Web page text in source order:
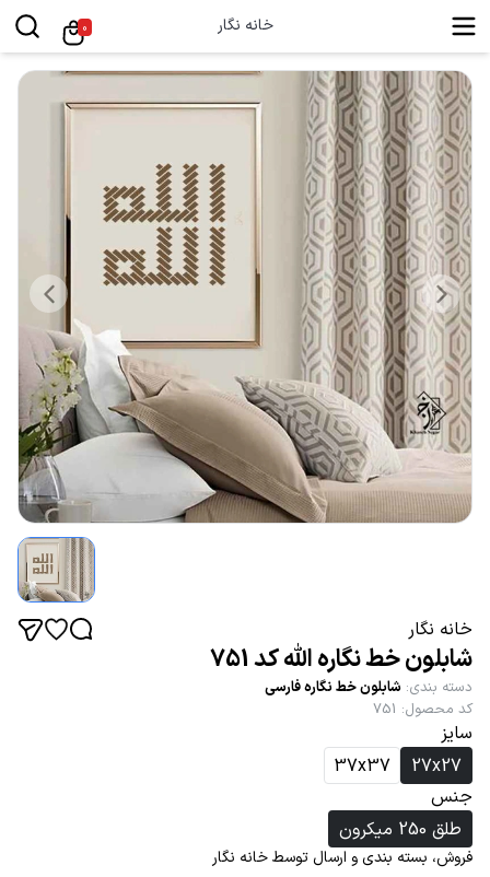
خانه نگار 0
خانه نگار
شابلون خط نگاره الله کد 751
دسته بندی: شابلون خط نگاره فارسی
کد محصول:
751
سایز
27x27
37x37
جنس
طلق 250 میکرون
فروش، بسته بندی و ارسال توسط خانه نگار